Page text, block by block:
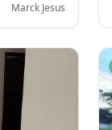
Marck Jesus